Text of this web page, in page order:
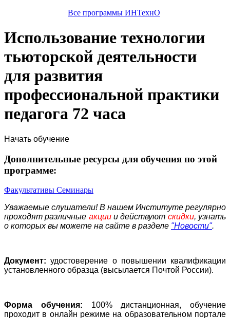
Все программы ИНТехнО
Использование технологии
тьюторской деятельности
для развития
профессиональной практики
педагога 72 часа
Начать обучение
Дополнительные ресурсы для обучения по этой
программе:
Факультативы Семинары
Уважаемые слушатели! В нашем Институте регулярно
проходят различные акциии действуют скидки, узнать
о которых вы можете на сайте в разделе "Новости".
Документ: удостоверение о повышении квалификации
установленного образца (высылается Почтой России).
Форма обучения: 100% дистанционная, обучение
проходит в онлайн режиме на образовательном портале